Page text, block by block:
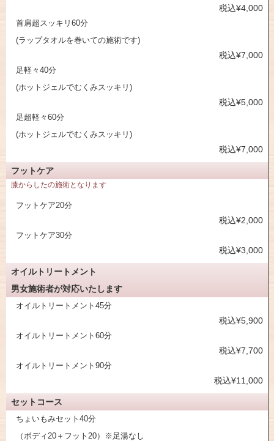
税込¥4,000
首肩超スッキリ60分
(ラップタオルを巻いての施術です)
税込¥7,000
足軽々40分
(ホットジェルでむくみスッキリ)
税込¥5,000
足超軽々60分
(ホットジェルでむくみスッキリ)
税込¥7,000
フットケア
膝からしたの施術となります
フットケア20分
税込¥2,000
フットケア30分
税込¥3,000
オイルトリートメント
男女施術者が対応いたします
オイルトリートメント45分
税込¥5,900
オイルトリートメント60分
税込¥7,700
オイルトリートメント90分
税込¥11,000
セットコース
ちょいもみセット40分
（ボディ20＋フット20）※足湯なし